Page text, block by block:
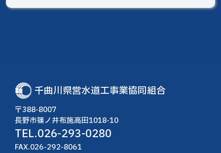
千曲川県営水道工事業協同組合
〒388-8007
長野市篠ノ井布施高田1018-10
TEL.026-293-0280
FAX.026-292-8061